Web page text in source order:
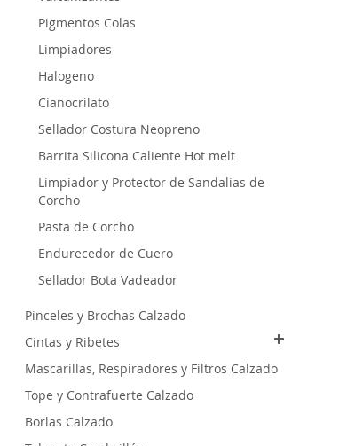
Pigmentos Colas
Limpiadores
Halogeno
Cianocrilato
Sellador Costura Neopreno
Barrita Silicona Caliente Hot melt
Limpiador y Protector de Sandalias de
Corcho
Pasta de Corcho
Endurecedor de Cuero
Sellador Bota Vadeador
Pinceles y Brochas Calzado
Cintas y Ribetes
Mascarillas, Respiradores y Filtros Calzado
Tope y Contrafuerte Calzado
Borlas Calzado